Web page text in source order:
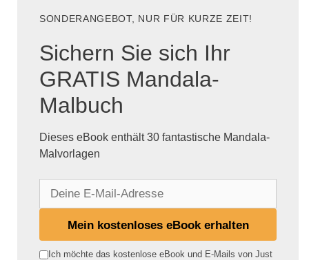
SONDERANGEBOT, NUR FÜR KURZE ZEIT!
Sichern Sie sich Ihr
GRATIS Mandala-
Malbuch
Dieses eBook enthält 30 fantastische Mandala-
Malvorlagen
e
Mein kostenloses eBook erhalten
Ich möchte das kostenlose eBook und E-Mails von Just